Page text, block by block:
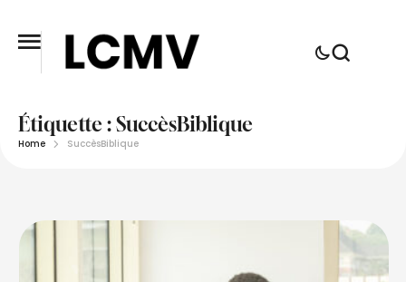
Étiquette :SuccèsBiblique
Home SuccèsBiblique